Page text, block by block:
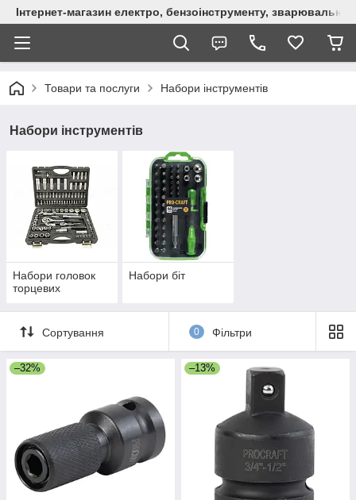
Інтернет-магазин електро, бензоінструменту,
Товари та послуги Набори інструментів
Набори інструментів
Набори головок
торцевих
Набори біт
Сортування 0 Фільтри
–32% –13%